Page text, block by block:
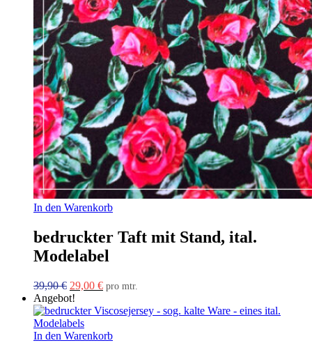
In den Warenkorb
bedruckter Taft mit Stand, ital.
Modelabel
39,90€ Ursprünglicher
Preis
war:
39,90 €
29,00 €Aktueller
ist:
pro mtr.
Angebot!
In den Warenkorb